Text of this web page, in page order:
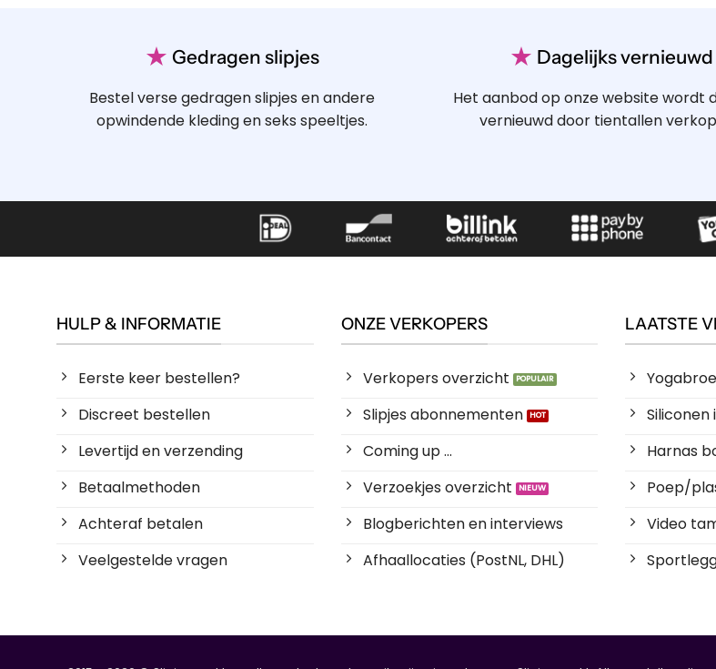
★ Gedragen slipjes
Bestel verse gedragen slipjes en andere
opwindende kleding en seks speeltjes.
★ Dagelijks vernieuwd
Het aanbod op onze website wordt
vernieuwd door tientallen
HULP & INFORMATIE
Eerste keer bestellen?
Discreet bestellen
Levertijd en verzending
Betaalmethoden
Achteraf betalen
Veelgestelde vragen
ONZE VERKOPERS
Verkopers overzicht
Slipjes abonnementen
Coming up ...
Verzoekjes overzicht
Blogberichten en interviews
Afhaallocaties (PostNL, DHL)
LAATSTE
Harnas
Poep/
Video